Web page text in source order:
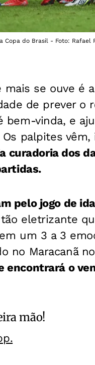
do Brasil - Foto: Rafael
se ouve é
de prever
bem-vinda, e
palpites
curadoria dos
pelo jogo de
eletrizante
um 3 a 3
no Maracanã
encontrará o
mão!